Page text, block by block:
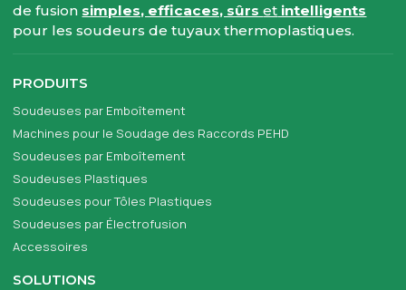
de fusion simples, efficaces, sûrset intelligents
pour les soudeurs de tuyaux thermoplastiques.
PRODUITS
Soudeuses par Emboîtement
Machines pour le Soudage des Raccords PEHD
Soudeuses par Emboîtement
Soudeuses Plastiques
Soudeuses pour Tôles Plastiques
Soudeuses par Électrofusion
Accessoires
SOLUTIONS